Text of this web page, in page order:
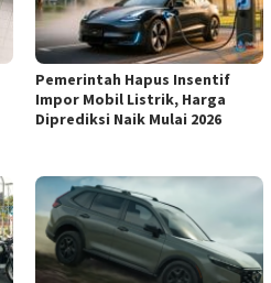
Pemerintah Hapus Insentif
Impor Mobil Listrik, Harga
Diprediksi Naik Mulai 2026